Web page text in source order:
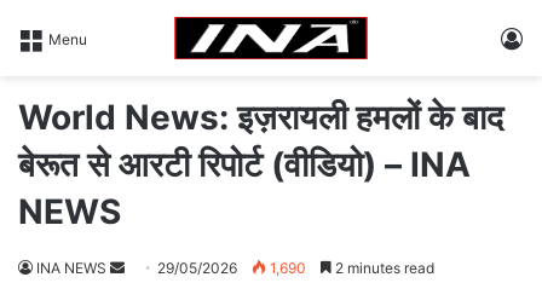
Menu
World News: इज़रायली हमलों के बाद
बेरूत से आरटी रिपोर्ट (वीडियो) – INA
NEWS
INA NEWS 29/05/2026 1,690 2 minutes read